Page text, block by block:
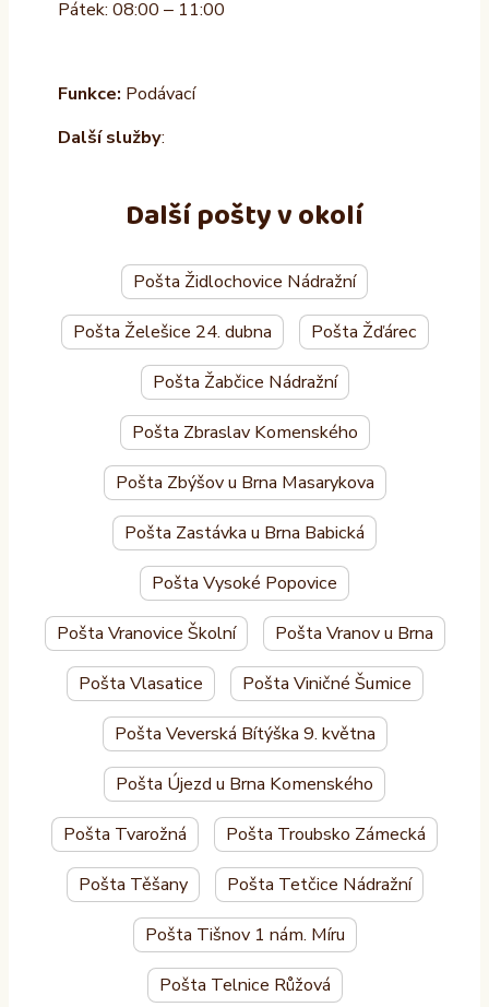
Pátek: 08:00 – 11:00
Funkce: Podávací
Další služby:
Další pošty v okolí
Pošta Židlochovice Nádražní
Pošta Želešice 24. dubna Pošta Žďárec
Pošta Žabčice Nádražní
Pošta Zbraslav Komenského
Pošta Zbýšov u Brna Masarykova
Pošta Zastávka u Brna Babická
Pošta Vysoké Popovice
Pošta Vranovice Školní Pošta Vranov u Brna
Pošta Vlasatice Pošta Viničné Šumice
Pošta Veverská Bítýška 9. května
Pošta Újezd u Brna Komenského
Pošta Tvarožná Pošta Troubsko Zámecká
Pošta Těšany Pošta Tetčice Nádražní
Pošta Tišnov 1 nám. Míru
Pošta Telnice Růžová